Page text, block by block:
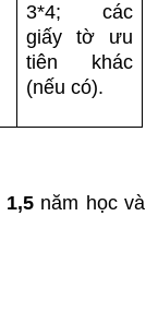
3*4; các
giấy tờ ưu
tiên khác
(nếu có).
1,5 năm học và